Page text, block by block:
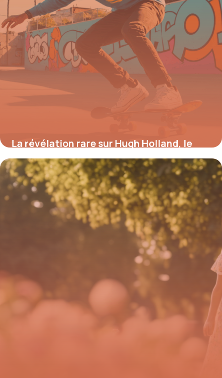
La révélation rare sur Hugh Holland, le
photographe légendaire du skate
californien qui a révolutionné l’art urbain
4 août 2025